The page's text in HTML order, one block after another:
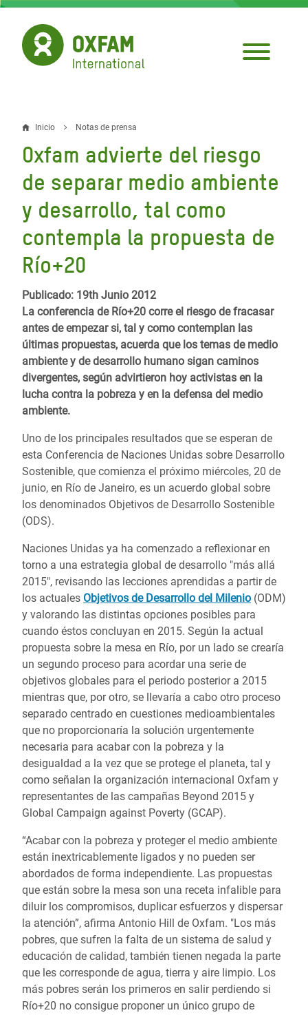
Pasar
contenido
principal
Sobrescribir
enlaces
de
ayuda
a
la
navegación
Inicio Notas de prensa
Oxfam advierte del riesgo
de separar medio ambiente
y desarrollo, tal como
contempla la propuesta de
Río+20
Publicado: 19th Junio 2012
La conferencia de Río+20 corre el riesgo de fracasar
antes de empezar si, tal y como contemplan las
últimas propuestas, acuerda que los temas de medio
ambiente y de desarrollo humano sigan caminos
divergentes, según advirtieron hoy activistas en la
lucha contra la pobreza y en la defensa del medio
ambiente.
Uno de los principales resultados que se esperan de
esta Conferencia de Naciones Unidas sobre Desarrollo
Sostenible, que comienza el próximo miércoles, 20 de
junio, en Río de Janeiro, es un acuerdo global sobre
los denominados Objetivos de Desarrollo Sostenible
(ODS).
Naciones Unidas ya ha comenzado a reflexionar en
torno a una estrategia global de desarrollo "más allá
2015", revisando las lecciones aprendidas a partir de
los actuales Objetivos de Desarrollo del Milenio (ODM)
y valorando las distintas opciones posibles para
cuando éstos concluyan en 2015. Según la actual
propuesta sobre la mesa en Río, por un lado se crearía
un segundo proceso para acordar una serie de
objetivos globales para el periodo posterior a 2015
mientras que, por otro, se llevaría a cabo otro proceso
separado centrado en cuestiones medioambientales
que no proporcionaría la solución urgentemente
necesaria para acabar con la pobreza y la
desigualdad a la vez que se protege el planeta, tal y
como señalan la organización internacional Oxfam y
representantes de las campañas Beyond 2015 y
Global Campaign against Poverty (GCAP).
“Acabar con la pobreza y proteger el medio ambiente
están inextricablemente ligados y no pueden ser
abordados de forma independiente. Las propuestas
que están sobre la mesa son una receta infalible para
diluir los compromisos, duplicar esfuerzos y dispersar
la atención”, afirma Antonio Hill de Oxfam. "Los más
pobres, que sufren la falta de un sistema de salud y
educación de calidad, también tienen negada la parte
que les corresponde de agua, tierra y aire limpio. Los
más pobres serán los primeros en salir perdiendo si
Río+20 no consigue proponer un único grupo de